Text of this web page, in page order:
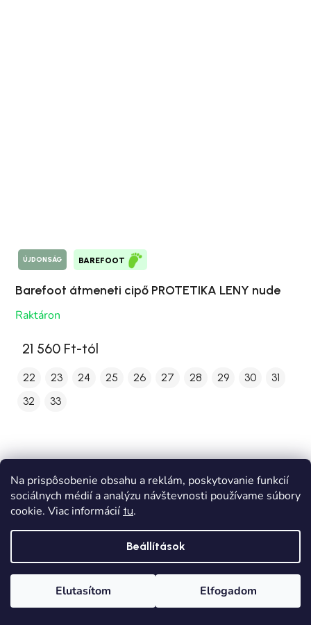
Na prispôsobenie obsahu a reklám, poskytovanie funkcií
sociálnych médií a analýzu návštevnosti používame súbory
cookie. Viac informácií tu.
Beállítások
Elutasítom Elfogadom
ÚJDONSÁG BAREFOOT
Barefoot átmeneti cipő PROTETIKA LENY nude
Raktáron
21 560 Ft-tól
22 23 24 25 26 27 28 29 30
31
32
33